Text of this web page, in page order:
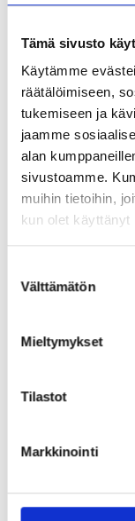
Tämä sivusto
Käytämme
räätälöimiseen,
tukemiseen ja
jaamme
alan
sivustoamme.
muihin tietoihin,
kun olet käyttänyt
valinta
Välttämätön
Mieltymykset
Tilastot
Markkinointi
joustavat
helpottavaksi
tekemään
asiakkaiden
sujuvuuteen.
organisaatio,
vaikuttamaan
Rakennamme
enemmän.
Visiomme on